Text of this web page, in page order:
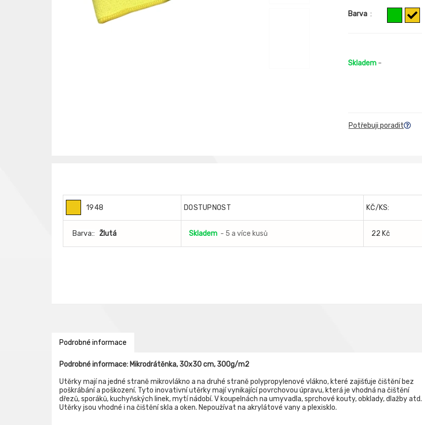
Barva :
Skladem -
Potřebuji poradit
1948 DOSTUPNOST KČ/KS:
Barva:: Žlutá Skladem - 5 a více kusů 22 Kč
Podrobné informace
Podrobné informace: Mikrodrátěnka, 30x30 cm, 300g/m2
Utěrky mají na jedné straně mikrovlákno a na druhé straně polypropylenové vlákno, které zajišťuje čištění bez
poškrábání a poškození. Tyto inovativní utěrky mají vynikající povrchovou úpravu, která je vhodná na čištění
dřezů, sporáků, kuchyňských linek, mytí nádobí. V koupelnách na umyvadla, sprchové kouty, obklady, dlažby atd.
Utěrky jsou vhodné i na čištění skla a oken. Nepoužívat na akrylátové vany a plexisklo.